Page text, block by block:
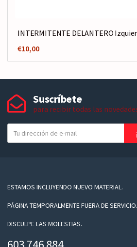
INTERMITENTE DELANTERO
€10,00
Suscríbete
para recibir todas las
u
a
l
ESTAMOS INCLUYENDO NUEVO MATERIAL.
PÁGINA TEMPORALMENTE FUERA DE SERVICIO.
DISCULPE LAS MOLESTIAS.